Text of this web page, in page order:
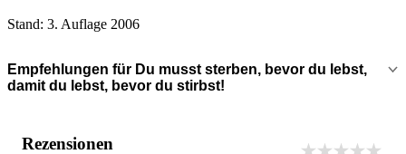
Stand: 3. Auflage 2006
Empfehlungen für Du musst sterben, bevor du lebst,
damit du lebst, bevor du stirbst!
Rezensionen